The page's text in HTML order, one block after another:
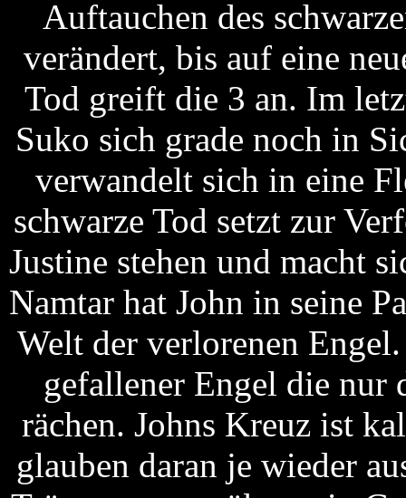
Auftauchen des
verändert, bis auf eine
Tod greift die 3 an. Im
Suko sich grade noch in
verwandelt sich in eine
schwarze Tod setzt zur
Justine stehen und macht
Namtar hat John in seine
Welt der verlorenen
gefallener Engel die nur
rächen. Johns Kreuz ist
glauben daran je wieder